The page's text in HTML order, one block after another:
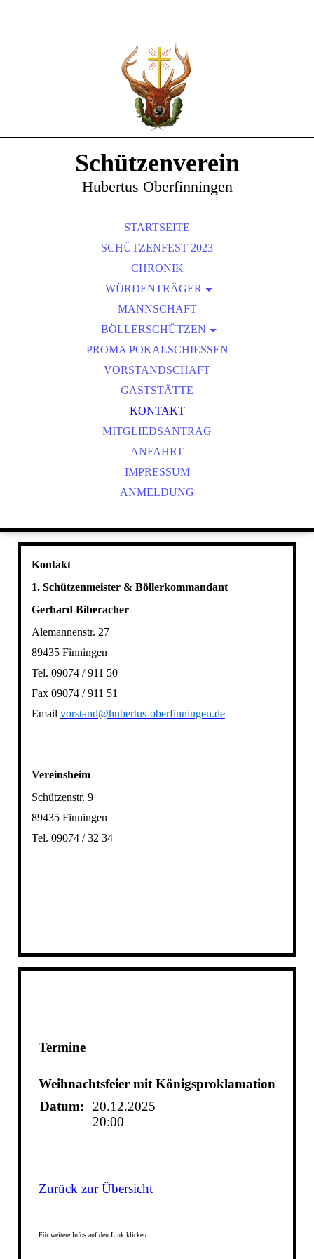
Schützenverein
Hubertus Oberfinningen
STARTSEITE
SCHÜTZENFEST 2023
CHRONIK
WÜRDENTRÄGER
SCHÜTZENKÖNIGE
VEREINSMEISTER
MANNSCHAFT
BÖLLERSCHÜTZEN
OKTOBERFEST & BÖLLERSCHIESSEN
BILDER HUBERTUSMESSE
VIDEO NEUJAHRSBÖLLERN
BILDER BÖLLER
PROMA POKALSCHIESSEN
VORSTANDSCHAFT
GASTSTÄTTE
KONTAKT
MITGLIEDSANTRAG
ANFAHRT
IMPRESSUM
ANMELDUNG
Kontakt
1. Schützenmeister & Böllerkommandant
Gerhard Biberacher
Alemannenstr. 27
89435 Finningen
Tel. 09074 / 911 50
Fax 09074 / 911 51
Email vorstand@hubertus-oberfinningen.de
Vereinsheim
Schützenstr. 9
89435 Finningen
Tel. 09074 / 32 34
Termine
Weihnachtsfeier mit Königsproklamation
Datum:
20.12.2025
20:00
Zurück zur Übersicht
Für weitere Infos auf den Link klicken